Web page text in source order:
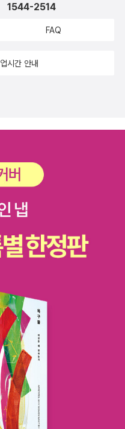
1544-2514
FAQ
시간 안내